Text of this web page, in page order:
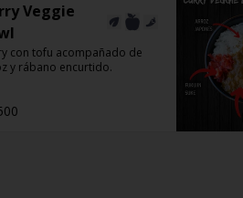
Veggie
con tofu acompañado de
y rábano encurtido.